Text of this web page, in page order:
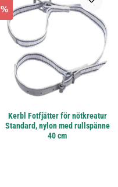
%
Kerbl Fotfjätter för nötkreatur
Standard, nylon med rullspänne
40 cm